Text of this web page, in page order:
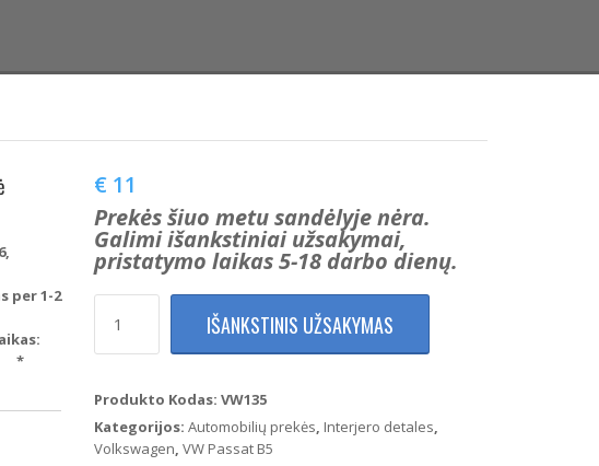
per 1-2
€ 11
Prekės šiuo metu sandėlyje nėra.
Galimi išankstiniai užsakymai,
pristatymo laikas 5-18 darbo dienų.
kiekis:
Volkswagen
B5
rankenėlė
(Juoda)
IŠANKSTINIS UŽSAKYMAS
Produkto Kodas: VW135
Kategorijos: Automobilių prekės, Interjero detales,
Volkswagen, VW Passat B5